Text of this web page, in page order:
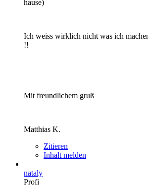
hause)
Ich weiss wirklich nicht was ich
!!
Mit freundlichem gruß
Matthias K.
Zitieren
Inhalt melden
nataly
Profi